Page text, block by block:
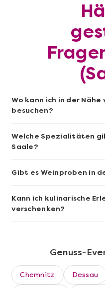
Sushi-
Wo kann ich in der
besuchen?
Welche Spezialitäten
Saale?
Gibt es Weinproben in
Kann ich kulinarische
verschenken?
Genuss-
Chemnitz Dessau